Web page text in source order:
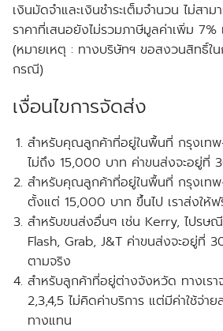
เงินมัดจำและเงินชำระเต็มจำนวน ไม่สา
ราคาที่เสนอยังไม่รวมภาษีมูลค่าเพิ่ม
(หมายเหตุ : ทางบริษัทฯ ขอสงวนสิทธิ์ใ
กรณี)
เงื่อนไขการจัดส่ง
สำหรับคุณลูกค้าที่อยู่ในพื้นที่ กรุงเ
ไม่ถึง 15,000 บาท ค่าขนส่งจะอยู่ที่
สำหรับคุณลูกค้าที่อยู่ในพื้นที่ กรุงเท
ตั้งแต่ 15,000 บาท ขึ้นไป เราส่งให้ฟ
สำหรับขนส่งอื่นๆ เช่น Kerry, ไปรษ
Flash, Grab, J&T ค่าขนส่งจะอยู่ที่
ตามจริง
สำหรับลูกค้าที่อยู่ต่างจังหวัด ทางเรา
2,3,4,5 ไม่คิดค่าบริการ แต่มีค่าใช้จ่าย
ทางแทน